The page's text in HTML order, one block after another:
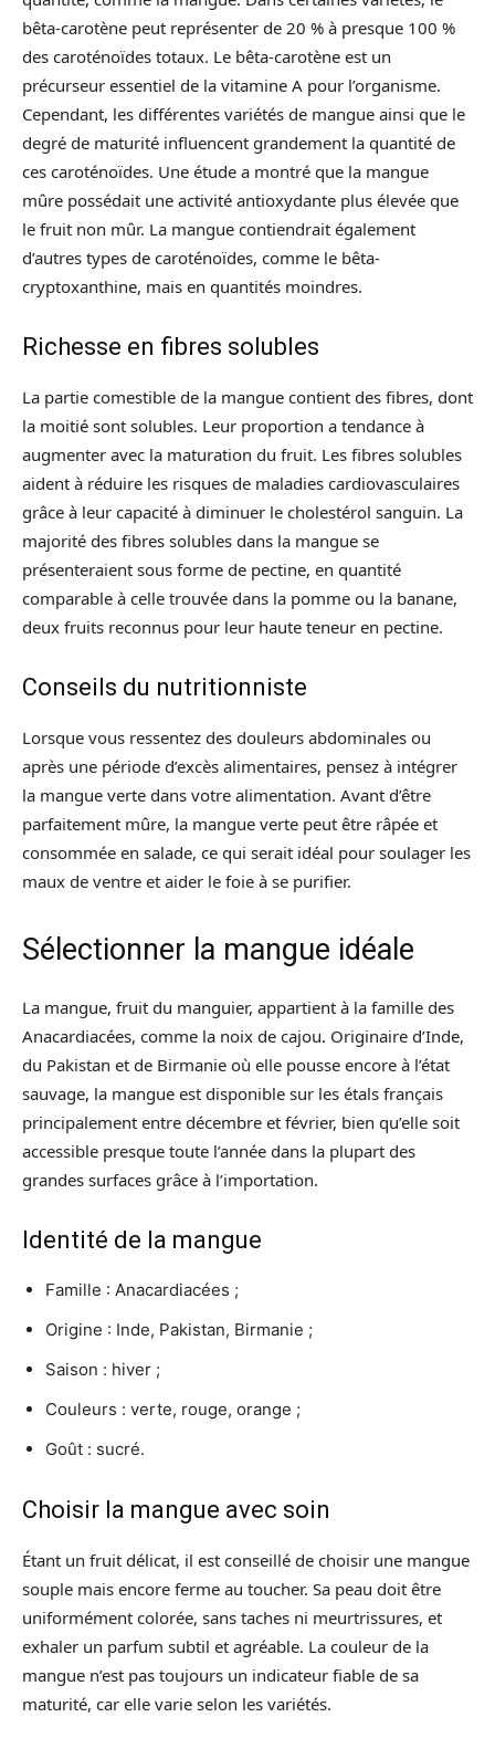
bêta-carotène peut représenter de 20 % à presque 100 %
des caroténoïdes totaux. Le bêta-carotène est un
précurseur essentiel de la vitamine A pour l’organisme.
Cependant, les différentes variétés de mangue ainsi que le
degré de maturité influencent grandement la quantité de
ces caroténoïdes. Une étude a montré que la mangue
mûre possédait une activité antioxydante plus élevée que
le fruit non mûr. La mangue contiendrait également
d’autres types de caroténoïdes, comme le bêta-
cryptoxanthine, mais en quantités moindres.
Richesse en fibres solubles
La partie comestible de la mangue contient des fibres, dont
la moitié sont solubles. Leur proportion a tendance à
augmenter avec la maturation du fruit. Les fibres solubles
aident à réduire les risques de maladies cardiovasculaires
grâce à leur capacité à diminuer le cholestérol sanguin. La
majorité des fibres solubles dans la mangue se
présenteraient sous forme de pectine, en quantité
comparable à celle trouvée dans la pomme ou la banane,
deux fruits reconnus pour leur haute teneur en pectine.
Conseils du nutritionniste
Lorsque vous ressentez des douleurs abdominales ou
après une période d’excès alimentaires, pensez à intégrer
la mangue verte dans votre alimentation. Avant d’être
parfaitement mûre, la mangue verte peut être râpée et
consommée en salade, ce qui serait idéal pour soulager les
maux de ventre et aider le foie à se purifier.
Sélectionner la mangue idéale
La mangue, fruit du manguier, appartient à la famille des
Anacardiacées, comme la noix de cajou. Originaire d’Inde,
du Pakistan et de Birmanie où elle pousse encore à l’état
sauvage, la mangue est disponible sur les étals français
principalement entre décembre et février, bien qu’elle soit
accessible presque toute l’année dans la plupart des
grandes surfaces grâce à l’importation.
Identité de la mangue
Famille : Anacardiacées ;
Origine : Inde, Pakistan, Birmanie ;
Saison : hiver ;
Couleurs : verte, rouge, orange ;
Goût : sucré.
Choisir la mangue avec soin
Étant un fruit délicat, il est conseillé de choisir une mangue
souple mais encore ferme au toucher. Sa peau doit être
uniformément colorée, sans taches ni meurtrissures, et
exhaler un parfum subtil et agréable. La couleur de la
mangue n’est pas toujours un indicateur fiable de sa
maturité, car elle varie selon les variétés.